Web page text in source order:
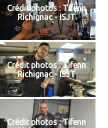
Crédit photos : Tifenn
Richignac - ISJT
Crédit photos : Tifenn
Richignac - ISJT
Crédit photos : Tifenn